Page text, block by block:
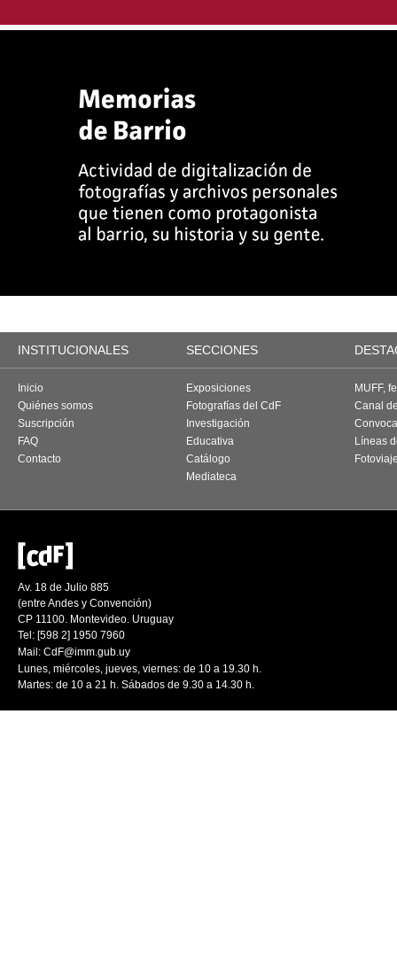
INSTITUCIONALES SECCIONES
Inicio
Quiénes somos
Suscripción
FAQ
Contacto
Exposiciones
Fotografías del CdF
Investigación
Educativa
Catálogo
Mediateca
MUFF,
Canal
Líneas
Av. 18 de Julio 885
(entre Andes y Convención)
CP 11100. Montevideo. Uruguay
Tel: [598 2] 1950 7960
Mail: CdF@imm.gub.uy
Lunes, miércoles, jueves, viernes: de 10 a 19.30 h.
Martes: de 10 a 21 h. Sábados de 9.30 a 14.30 h.